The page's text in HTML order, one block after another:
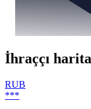
İhraççı
RUB
***